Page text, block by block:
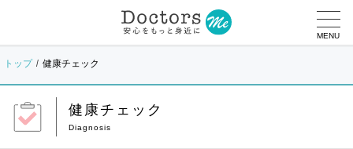
MENU
トップ 健康チェック
健康チェック